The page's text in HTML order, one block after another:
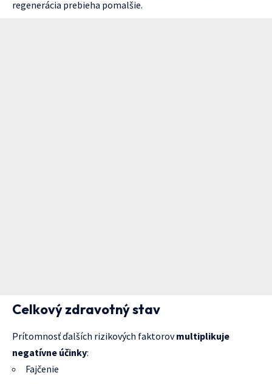
regenerácia prebieha pomalšie.
Celkový zdravotný stav
Prítomnosť ďalších rizikových faktorovmultiplikuje
negatívne účinky:
Fajčenie